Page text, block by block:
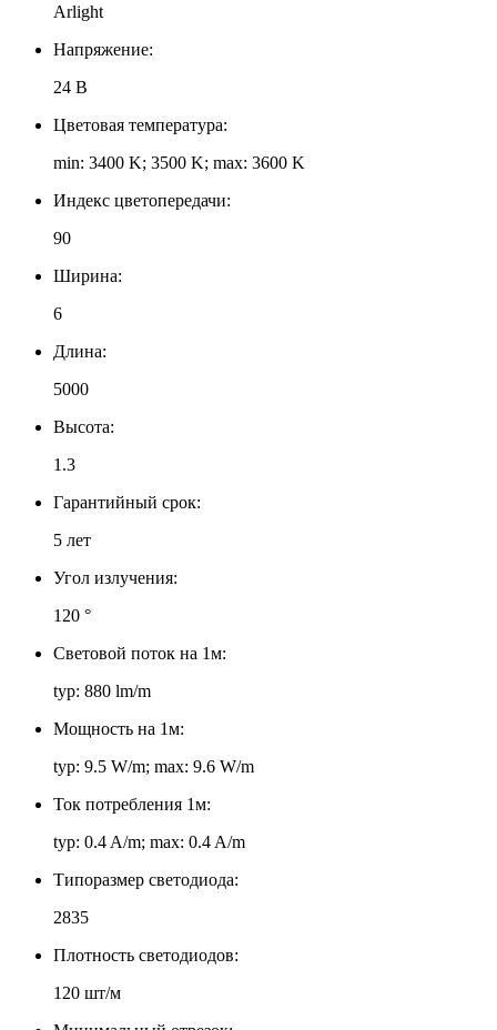
Arlight
Напряжение:
24 В
Цветовая температура:
min: 3400 K; 3500 K; max: 3600 K
Индекс цветопередачи:
90
Ширина:
6
Длина:
5000
Высота:
1.3
Гарантийный срок:
5 лет
Угол излучения:
120 °
Световой поток на 1м:
typ: 880 lm/m
Мощность на 1м:
typ: 9.5 W/m; max: 9.6 W/m
Ток потребления 1м:
typ: 0.4 A/m; max: 0.4 A/m
Типоразмер светодиода:
2835
Плотность светодиодов:
120 шт/м